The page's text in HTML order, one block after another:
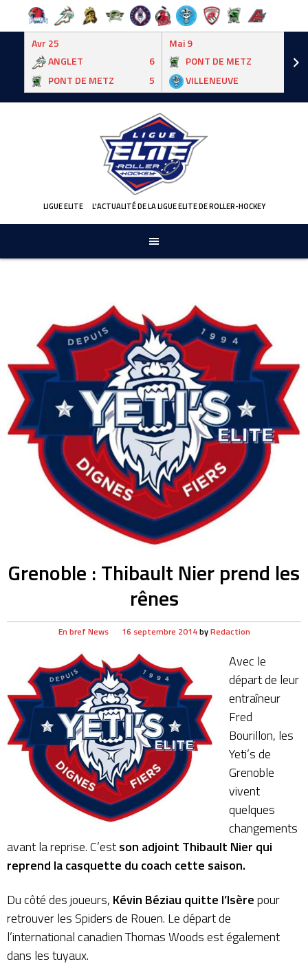
Avr 25
ANGLET
6
PONT DE METZ
5
Mai 9
PONT DE METZ
VILLENEUVE
LIGUE ELITE L'ACTUALITÉ DE LA LIGUE ELITE DE ROLLER-HOCKEY
Grenoble : Thibault Nier prend les
rênes
En bref News 16 septembre 2014byRedaction
Avec le
départ de leur
entraîneur
Fred
Bourillon, les
Yeti’s de
Grenoble
vivent
quelques
changements
avant la reprise. C’estson adjoint Thibault Nier qui
reprend la casquette du coach cette saison.
Du côté des joueurs, Kévin Béziau quitte l’Isèrepour
retrouver lesSpiders de Rouen. Le départ de
l’international canadien Thomas Woods est également
dans les tuyaux.